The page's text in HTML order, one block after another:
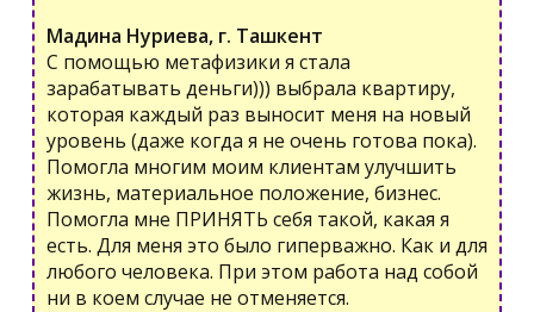
Мадина Нуриева, г. Ташкент
С помощью метафизики я стала
зарабатывать деньги))) выбрала квартиру,
которая каждый раз выносит меня на новый
уровень (даже когда я не очень готова пока).
Помогла многим моим клиентам улучшить
жизнь, материальное положение, бизнес.
Помогла мне ПРИНЯТЬ себя такой, какая я
есть. Для меня это было гиперважно. Как и для
любого человека. При этом работа над собой
ни в коем случае не отменяется.